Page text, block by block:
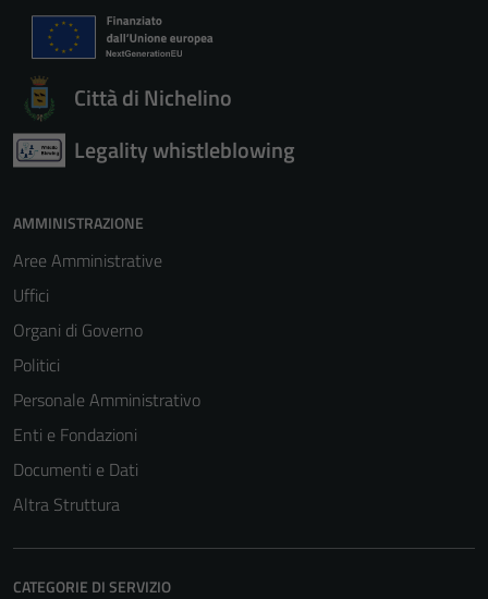
Città di Nichelino
Legality whistleblowing
AMMINISTRAZIONE
Aree Amministrative
Uffici
Organi di Governo
Politici
Personale Amministrativo
Enti e Fondazioni
Documenti e Dati
Altra Struttura
CATEGORIE DI SERVIZIO
Questi cookie